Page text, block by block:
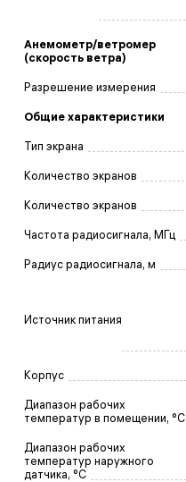
Анемометр/ветромер
(скорость ветра)
Разрешение измерения
Общие характеристики
Тип экрана
Количество экранов
Количество экранов
Частота радиосигнала, МГц
Радиус радиосигнала, м
Источник питания
Корпус
Диапазон рабочих
температур в помещении, °C
Диапазон рабочих
температур наружного
датчика, °C